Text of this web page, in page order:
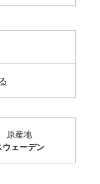
原産地
ウェーデン